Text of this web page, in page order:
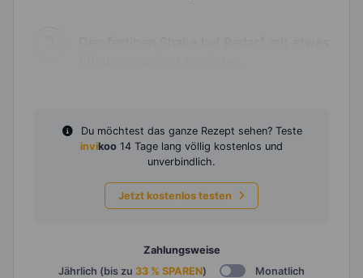
Du möchtest das ganze Rezept sehen? Teste
invikoo 14 Tage lang völlig kostenlos und
unverbindlich.
Jetzt kostenlos testen
Zahlungsweise
Jährlich (bis zu 33 % SPAREN) Monatlich